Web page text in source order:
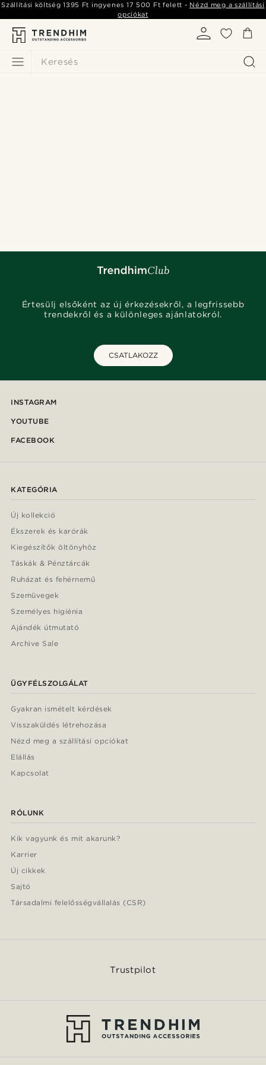
Keresés
Szállítási költség1395 Ft ingyenes 17 500 Ft felett - Nézd meg a szállítási
opciókat
Értesülj elsőként az új érkezésekről, a legfrissebb
trendekről és a különleges ajánlatokról.
CSATLAKOZZ
INSTAGRAM
YOUTUBE
FACEBOOK
KATEGÓRIA
Új kollekció
Ékszerek és karórák
Kiegészítők öltönyhöz
Táskák & Pénztárcák
Ruházat és fehérnemű
Szemüvegek
Személyes higiénia
Ajándék útmutató
Archive Sale
ÜGYFÉLSZOLGÁLAT
Gyakran ismételt kérdések
Visszaküldés létrehozása
Nézd meg a szállítási opciókat
Elállás
Kapcsolat
RÓLUNK
Kik vagyunk és mit akarunk?
Karrier
Új cikkek
Sajtó
Társadalmi felelősségvállalás (CSR)
Trustpilot